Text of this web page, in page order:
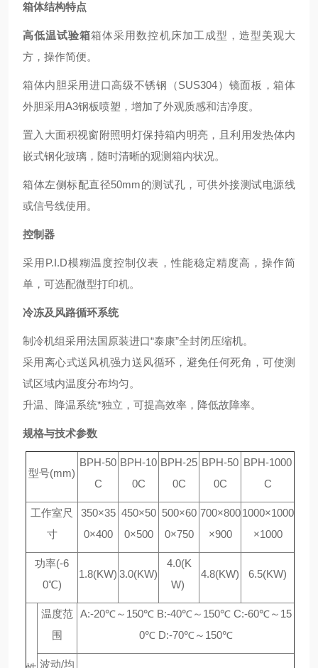
箱体结构特点
高低温试验箱箱体采用数控机床加工成型，造型美观大
方，操作简便。
箱体内胆采用进口高级不锈钢（SUS304）镜面板，箱体
外胆采用A3钢板喷塑，增加了外观质感和洁净度。
置入 大面积视窗附照明灯保持箱内明亮，且利用发热体内
嵌式钢化玻璃，随时清晰的观测箱内状况。
箱体左侧标配直径50mm的测试孔，可供外接测试电源线
或信号线使用。
控制器
采用 P.I.D模糊温度控制仪表，性能稳定精度高， 操作简
单 ， 可选配微型打印机。
冷冻及风路循环系统
制冷机组采用法国原装进口“泰康”全封闭压缩机。
采用离心式送风机强力送风循环，避免任何死角，可使测
试区域内温度分布均匀。
升温、降温系统*独立 ， 可提高效率， 降低故障率。
规格与技术参数
型号(mm)
BPH-50
C
BPH-10
0C
BPH-25
0C
BPH-50
0C
BPH-1000
C
工作室尺
寸
350×35
0×400
450×50
0×500
500×60
0×750
700×800
×900
1000×1000
×1000
功率(-6
0℃)
1.8(KW) 3.0(KW)
4.0(K
W)
4.8(KW) 6.5(KW)
温度范
围
A:-20℃～150℃ B:-40℃～150℃ C:-60℃～15
0℃ D:-70℃～150℃
波动/均